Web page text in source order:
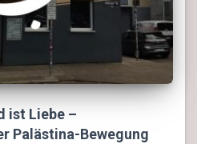
ist Liebe –
Palästina-Bewegung